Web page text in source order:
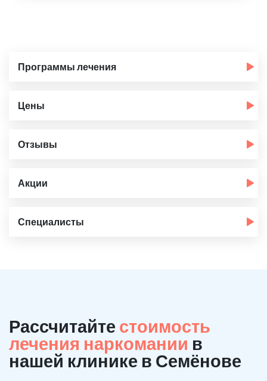
Программы лечения
Цены
Отзывы
Акции
Специалисты
Рассчитайте стоимость
лечения наркомании в
нашей клинике в Семёнове